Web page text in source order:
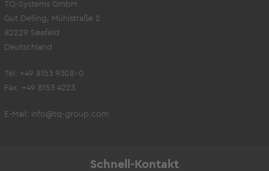
TQ-Systems GmbH
Gut Delling, Mühlstraße 2
82229 Seefeld
Deutschland
Tel. +49 8153 9308-0
Fax. +49 8153 4223
E-Mail: info@tq-group.com
Schnell-Kontakt